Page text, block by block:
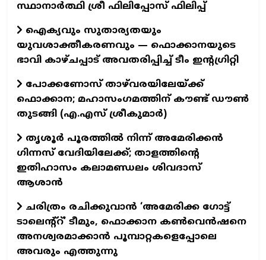
സ്ഥാനാർത്ഥി ശ്രീ ഫിലിപ്പോസ് ഫിലിപ്പ്
ഐക്യവും സുതാര്യതയും
യുവശാക്തീകരണവും — ഫൊക്കാനയുടെ
ഭാവി കാഴ്ചപ്പാട് അവതരിപ്പിച്ച് ടീം ഇന്റഗ്രിറ്റി
പോക്കണോസ് താഴ്‌വരയിലേയ്ക്ക്
ഫൊക്കാന; മഹാസംഗമത്തിന് കൗണ്ട് ഡൗണ്‍
തുടങ്ങി (എ.എസ് ശ്രീകുമാര്‍)
തൃശൂർ പൂരത്തിൽ നിന്ന് അമേരിക്കൻ
ഗിന്നസ് വേദിയിലേക്ക്; താളത്തിന്റെ
ഇതിഹാസം കലാമണ്ഡലം ശിവദാസ്
ആശാൻ
ചരിത്രം രചിക്കുവാൻ ‘അമേരിക്ക ഗോട്ട്
ടാലെന്റ്റ്’ ടീമും, ഫൊക്കാന കൺവെൻഷനെ
അനശ്വരമാക്കാൻ പൂമ്പാറ്റകളെപ്പോലെ
അവരും എത്തുന്നു